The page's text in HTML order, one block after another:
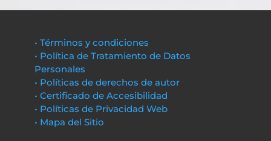
• Términos y condiciones
• Política de Tratamiento de Datos
Personales
• Políticas de derechos de autor
• Certificado de Accesibilidad
• Políticas de Privacidad Web
• Mapa del Sitio